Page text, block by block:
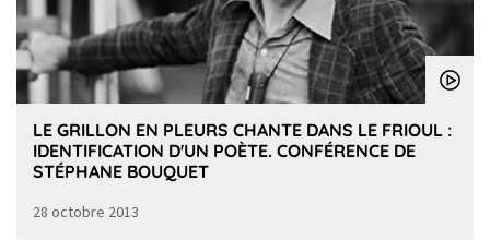
LE GRILLON EN PLEURS CHANTE DANS LE FRIOUL :
IDENTIFICATION D'UN POÈTE. CONFÉRENCE DE
STÉPHANE BOUQUET
28 octobre 2013